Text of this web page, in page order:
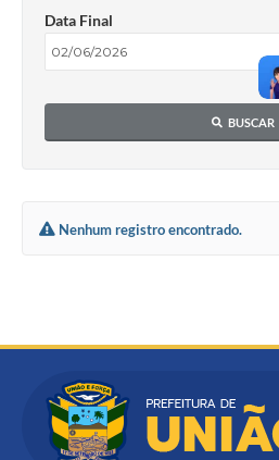
Data Final
BUSCAR
Nenhum registro encontrado.